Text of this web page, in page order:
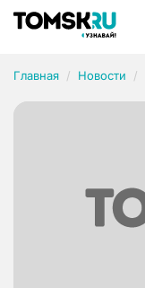
Главная Новости